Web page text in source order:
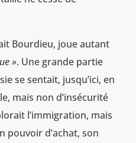
Bourdieu, joue autant
». Une grande partie
se sentait, jusqu’ici, en
mais non d’insécurité
l’immigration, mais
pouvoir d’achat, son